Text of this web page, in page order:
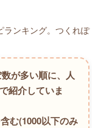
ランキング。つくれぽ
が多い順に、人
紹介していま
む(1000以下のみ